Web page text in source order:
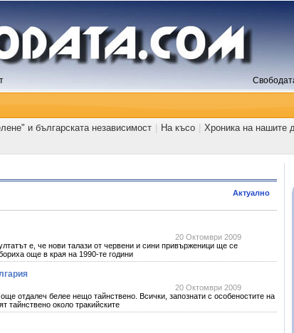
и българската независимост На късо Хроника на нашите
Актуално
20 Октомври 2009
е, че нови талази от червени и сини привърженици ще се
още в края на 1990-те години
20 Октомври 2009
отдалеч белее нещо тайнствено. Всички, запознати с особеностите на
тайнствено около тракийските